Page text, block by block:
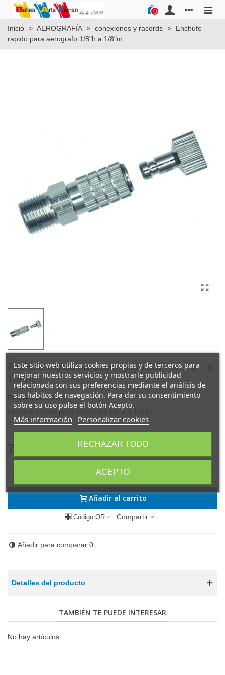
0
Inicio > AEROGRAFÍA > conexiones y racords >
Enchufe
rapido para aerografo 1/8"h a 1/8"m.
Enchufe rapido para aerografo 1/8"h a
1/8"m.
Referencia: ERAP
Enchufe rapido para aerografo 1/8"h a 1/8"m.
- +
Añadir al carrito
Código QR Compartir
Añadir para comparar 0
Detalles del producto
TAMBIÉN TE PUEDE INTERESAR
No hay artículos
Este sitio web utiliza cookies propias y de terceros para
mejorar nuestros servicios y mostrarle publicidad
relacionada con sus preferencias mediante el análisis de
sus hábitos de navegación. Para dar su consentimiento
sobre su uso pulse el botón Acepto.
Más información Personalizar cookies
RECHAZAR TODO
ACEPTO